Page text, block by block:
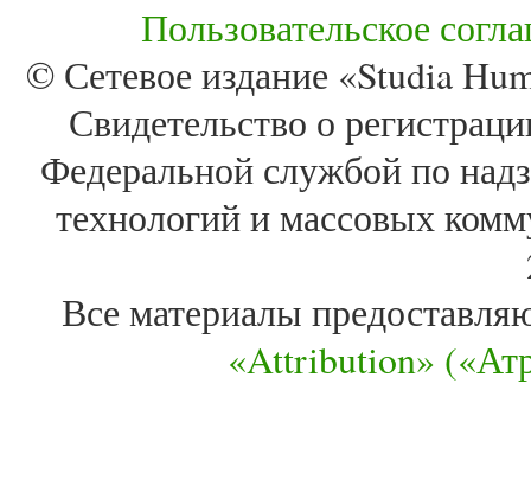
Пользовательское
© Сетевое издание «Studia
Свидетельство о
Федеральной службой по
технологий и массовых
Все материалы
«Attribution»